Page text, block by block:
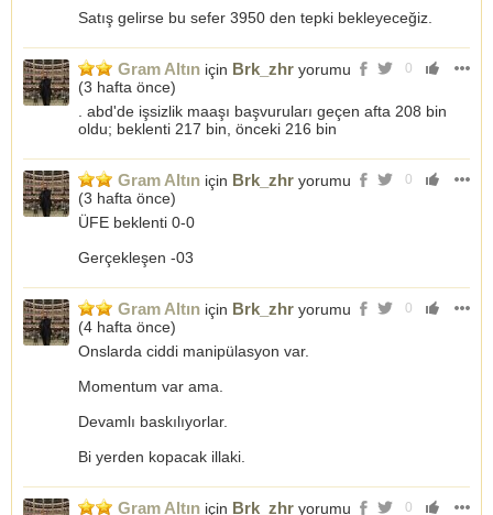
Satış gelirse bu sefer 3950 den tepki bekleyeceğiz.
0
Gram Altın için Brk_zhr yorumu
(3 hafta önce)
. abd'de işsizlik maaşı başvuruları geçen afta 208 bin
oldu; beklenti 217 bin, önceki 216 bin
0
Gram Altın için Brk_zhr yorumu
(3 hafta önce)
ÜFE beklenti 0-0
Gerçekleşen -03
0
Gram Altın için Brk_zhr yorumu
(4 hafta önce)
Onslarda ciddi manipülasyon var.
Momentum var ama.
Devamlı baskılıyorlar.
Bi yerden kopacak illaki.
0
Gram Altın için Brk_zhr yorumu